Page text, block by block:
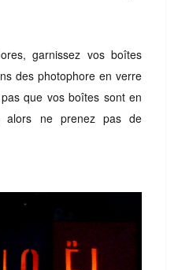
garnissez vos boîtes
des photophore en verre
que vos boîtes sont en
alors ne prenez pas de